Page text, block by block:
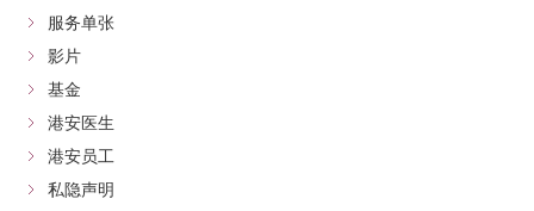
高，医生会强烈建议使用这些药物。即使您的乙型肝炎
处于非活动状态（无肝脏发炎）或病毒量较低，医生仍
可能建议用药，但这类情况下药物能否降低癌症复发风
险仍需进一步研究。
丙型肝炎患者：
服务单张
影片
基金
港安医生
港安员工
私隐声明